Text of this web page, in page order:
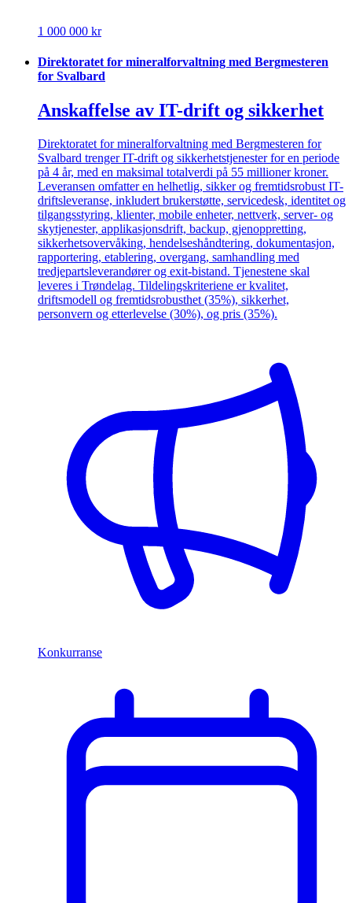
1 000 000 kr
Direktoratet for mineralforvaltning med Bergmesteren
for Svalbard
Anskaffelse av IT-drift og sikkerhet
Direktoratet for mineralforvaltning med Bergmesteren for
Svalbard trenger IT-drift og sikkerhetstjenester for en periode
på 4 år, med en maksimal totalverdi på 55 millioner kroner.
Leveransen omfatter en helhetlig, sikker og fremtidsrobust IT-
driftsleveranse, inkludert brukerstøtte, servicedesk, identitet og
tilgangsstyring, klienter, mobile enheter, nettverk, server- og
skytjenester, applikasjonsdrift, backup, gjenoppretting,
sikkerhetsovervåking, hendelseshåndtering, dokumentasjon,
rapportering, etablering, overgang, samhandling med
tredjepartsleverandører og exit-bistand. Tjenestene skal
leveres i Trøndelag. Tildelingskriteriene er kvalitet,
driftsmodell og fremtidsrobusthet (35%), sikkerhet,
personvern og etterlevelse (30%), og pris (35%).
Konkurranse